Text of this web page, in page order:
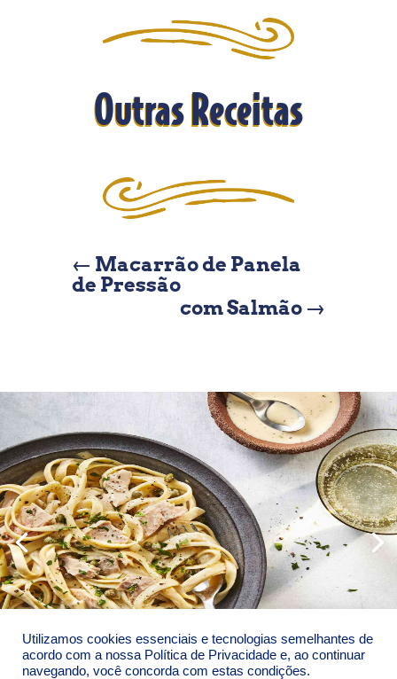
Outras Receitas
← Macarrão de Panela
de Pressão
com Salmão →
Utilizamos cookies essenciais e tecnologias semelhantes de
acordo com a nossa Política de Privacidade e, ao continuar
navegando, você concorda com estas condições.